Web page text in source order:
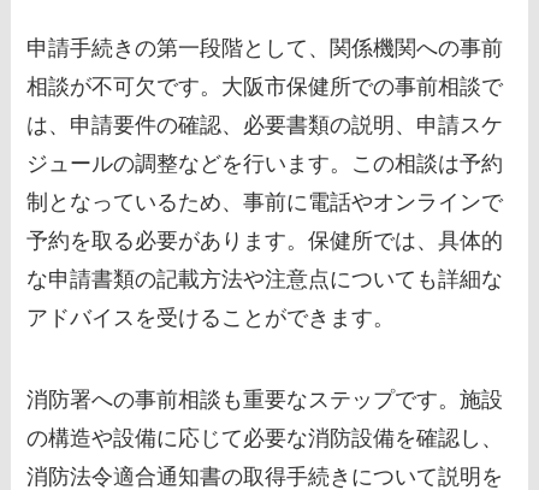
申請手続きの第一段階として、関係機関への事前
相談が不可欠です。大阪市保健所での事前相談で
は、申請要件の確認、必要書類の説明、申請スケ
ジュールの調整などを行います。この相談は予約
制となっているため、事前に電話やオンラインで
予約を取る必要があります。保健所では、具体的
な申請書類の記載方法や注意点についても詳細な
アドバイスを受けることができます。
消防署への事前相談も重要なステップです。施設
の構造や設備に応じて必要な消防設備を確認し、
消防法令適合通知書の取得手続きについて説明を